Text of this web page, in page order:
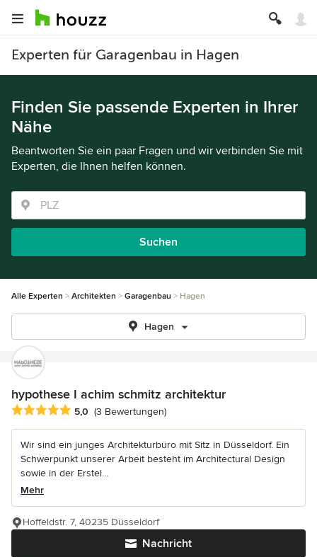
Experten für Garagenbau in Hagen
Finden Sie passende Experten in Ihrer
Nähe
Beantworten Sie ein paar Fragen und wir verbinden Sie mit
Experten, die Ihnen helfen können.
Suchen
Alle Experten Architekten Garagenbau Hagen
Hagen
hypothese I achim schmitz architektur
Durchschnittliche Bewertung: 5 von 5 Sternen
5,0 (3 Bewertungen)
Wir sind ein junges Architekturbüro mit Sitz in Düsseldorf. Ein
Schwerpunkt unserer Arbeit besteht im Architectural Design
sowie in der Erstel...
Mehr
Nachricht
Hoffeldstr. 7, 40235 Düsseldorf